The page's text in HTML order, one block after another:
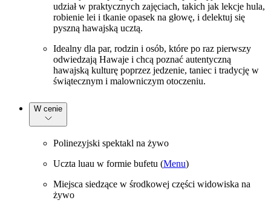
udział w praktycznych zajęciach, takich jak lekcje hula,
robienie lei i tkanie opasek na głowę, i delektuj się
pyszną hawajską ucztą.
Idealny dla par, rodzin i osób, które po raz pierwszy
odwiedzają Hawaje i chcą poznać autentyczną
hawajską kulturę poprzez jedzenie, taniec i tradycję w
świątecznym i malowniczym otoczeniu.
W cenie
Polinezyjski spektakl na żywo
Uczta luau w formie bufetu (Menu)
Miejsca siedzące w środkowej części widowiska na
żywo